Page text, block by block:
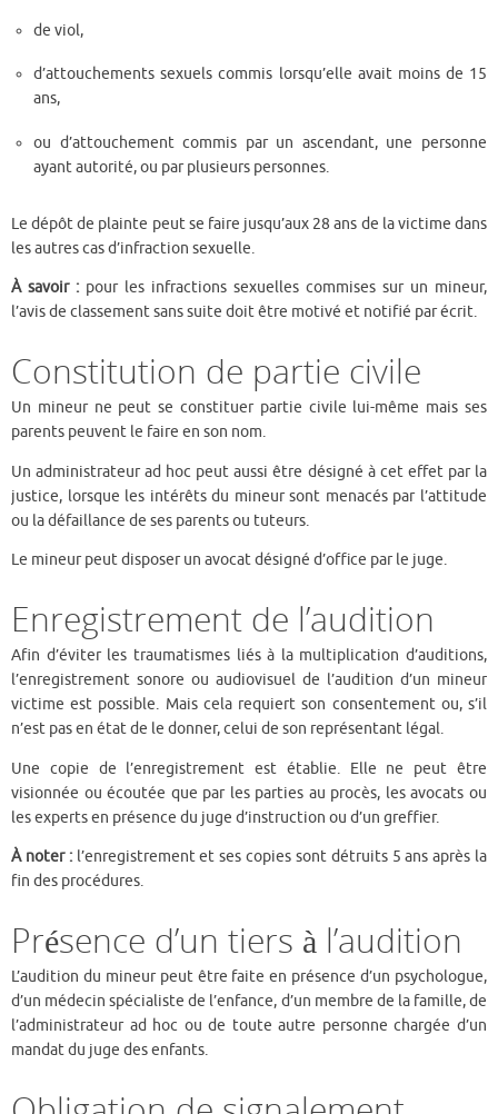
de viol,
d’attouchements sexuels commis lorsqu’elle avait moins de 15
ans,
ou d’attouchement commis par un ascendant, une personne
ayant autorité, ou par plusieurs personnes.
Le dépôt de plainte peut se faire jusqu’aux 28 ans de la victime dans
les autres cas d’infraction sexuelle.
À savoir : pour les infractions sexuelles commises sur un mineur,
l’avis de classement sans suite doit être motivé et notifié par écrit.
Constitution de partie civile
Un mineur ne peut se constituer partie civile lui-même mais ses
parents peuvent le faire en son nom.
Un administrateur ad hoc peut aussi être désigné à cet effet par la
justice, lorsque les intérêts du mineur sont menacés par l’attitude
ou la défaillance de ses parents ou tuteurs.
Le mineur peut disposer un avocat désigné d’office par le juge.
Enregistrement de l’audition
Afin d’éviter les traumatismes liés à la multiplication d’auditions,
l’enregistrement sonore ou audiovisuel de l’audition d’un mineur
victime est possible. Mais cela requiert son consentement ou, s’il
n’est pas en état de le donner, celui de son représentant légal.
Une copie de l’enregistrement est établie. Elle ne peut être
visionnée ou écoutée que par les parties au procès, les avocats ou
les experts en présence du juge d’instruction ou d’un greffier.
À noter : l’enregistrement et ses copies sont détruits 5 ans après la
fin des procédures.
Présence d’un tiers à l’audition
L’audition du mineur peut être faite en présence d’un psychologue,
d’un médecin spécialiste de l’enfance, d’un membre de la famille, de
l’administrateur ad hoc ou de toute autre personne chargée d’un
mandat du juge des enfants.